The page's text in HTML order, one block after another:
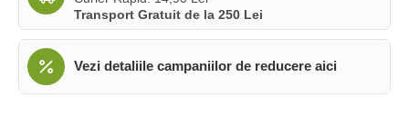
Transport Gratuit de la 250 Lei
Vezi detaliile campaniilor de reducere aici